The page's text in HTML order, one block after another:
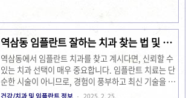
를 계획 중인 분들은 꼭 일정 기간 음주를 피해야..
역삼동 임플란트 잘하는 치과 찾는 법 및 추
천 팁!
역삼동에서 임플란트 치과를 찾고 계시다면, 신뢰할 수
있는 치과 선택이 매우 중요합니다. 임플란트 치료는 단
순한 시술이 아니므로, 경험이 풍부하고 최신 기술을 갖
춘 치과에서 치료를 받는 것이 바람직합니다. 역삼동에
건강/치과 및 임플란트 정보 2025. 2. 25.